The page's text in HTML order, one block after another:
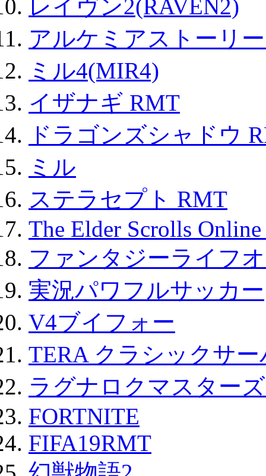
レイヴン2(RAVEN2)
アルケミアストーリ
ミル4(MIR4)
イザナギ RMT
ドラゴンズシャドウ
ミル
ステラセプト RMT
The Elder Scrolls
ファンタジーライフ
実況パワフルサッカー
V4ブイフォー
TERA クラシックサ
ラグナロクマスター
FORTNITE
FIFA19RMT